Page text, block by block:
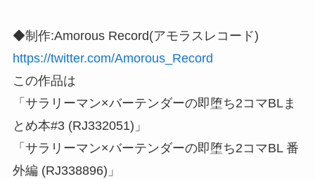
◆制作:Amorous Record(アモラスレコード)
https://twitter.com/Amorous_Record
この作品は
「サラリーマン×バーテンダーの即堕ち2コマBLま
とめ本#3 (RJ332051)」
「サラリーマン×バーテンダーの即堕ち2コマBL 番
外編 (RJ338896)」